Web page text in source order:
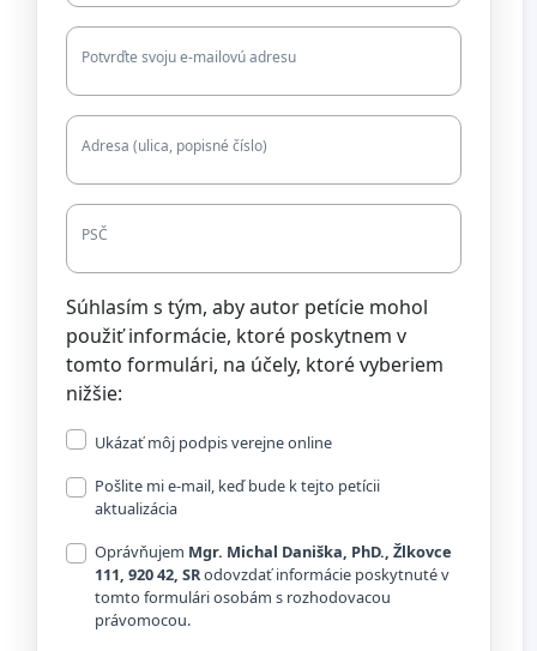
Potvrďte svoju e-mailovú adresu
Adresa (ulica, popisné číslo)
PSČ
Súhlasím s tým, aby autor petície mohol
použiť informácie, ktoré poskytnem v
tomto formulári, na účely, ktoré vyberiem
nižšie:
Ukázať môj podpis verejne online
Pošlite mi e-mail, keď bude k tejto petícii
aktualizácia
Oprávňujem Mgr. Michal Daniška, PhD., Žlkovce
111, 920 42, SRodovzdať informácie poskytnuté v
tomto formulári osobám s rozhodovacou
právomocou.